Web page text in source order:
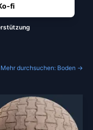
fi
Mehr durchsuchen: Boden →